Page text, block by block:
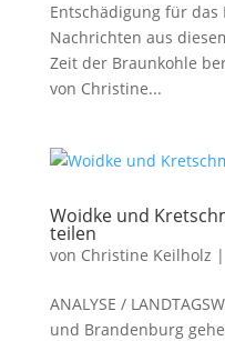
Entschädigung für das
Nachrichten aus
Zeit der Braunkohle
von Christine...
Woidke und
teilen
von Christine Keilholz |
ANALYSE /
und Brandenburg